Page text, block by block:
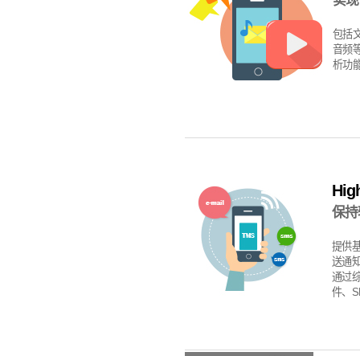
包括
音频
析功
保
提供
送通
通过
件、